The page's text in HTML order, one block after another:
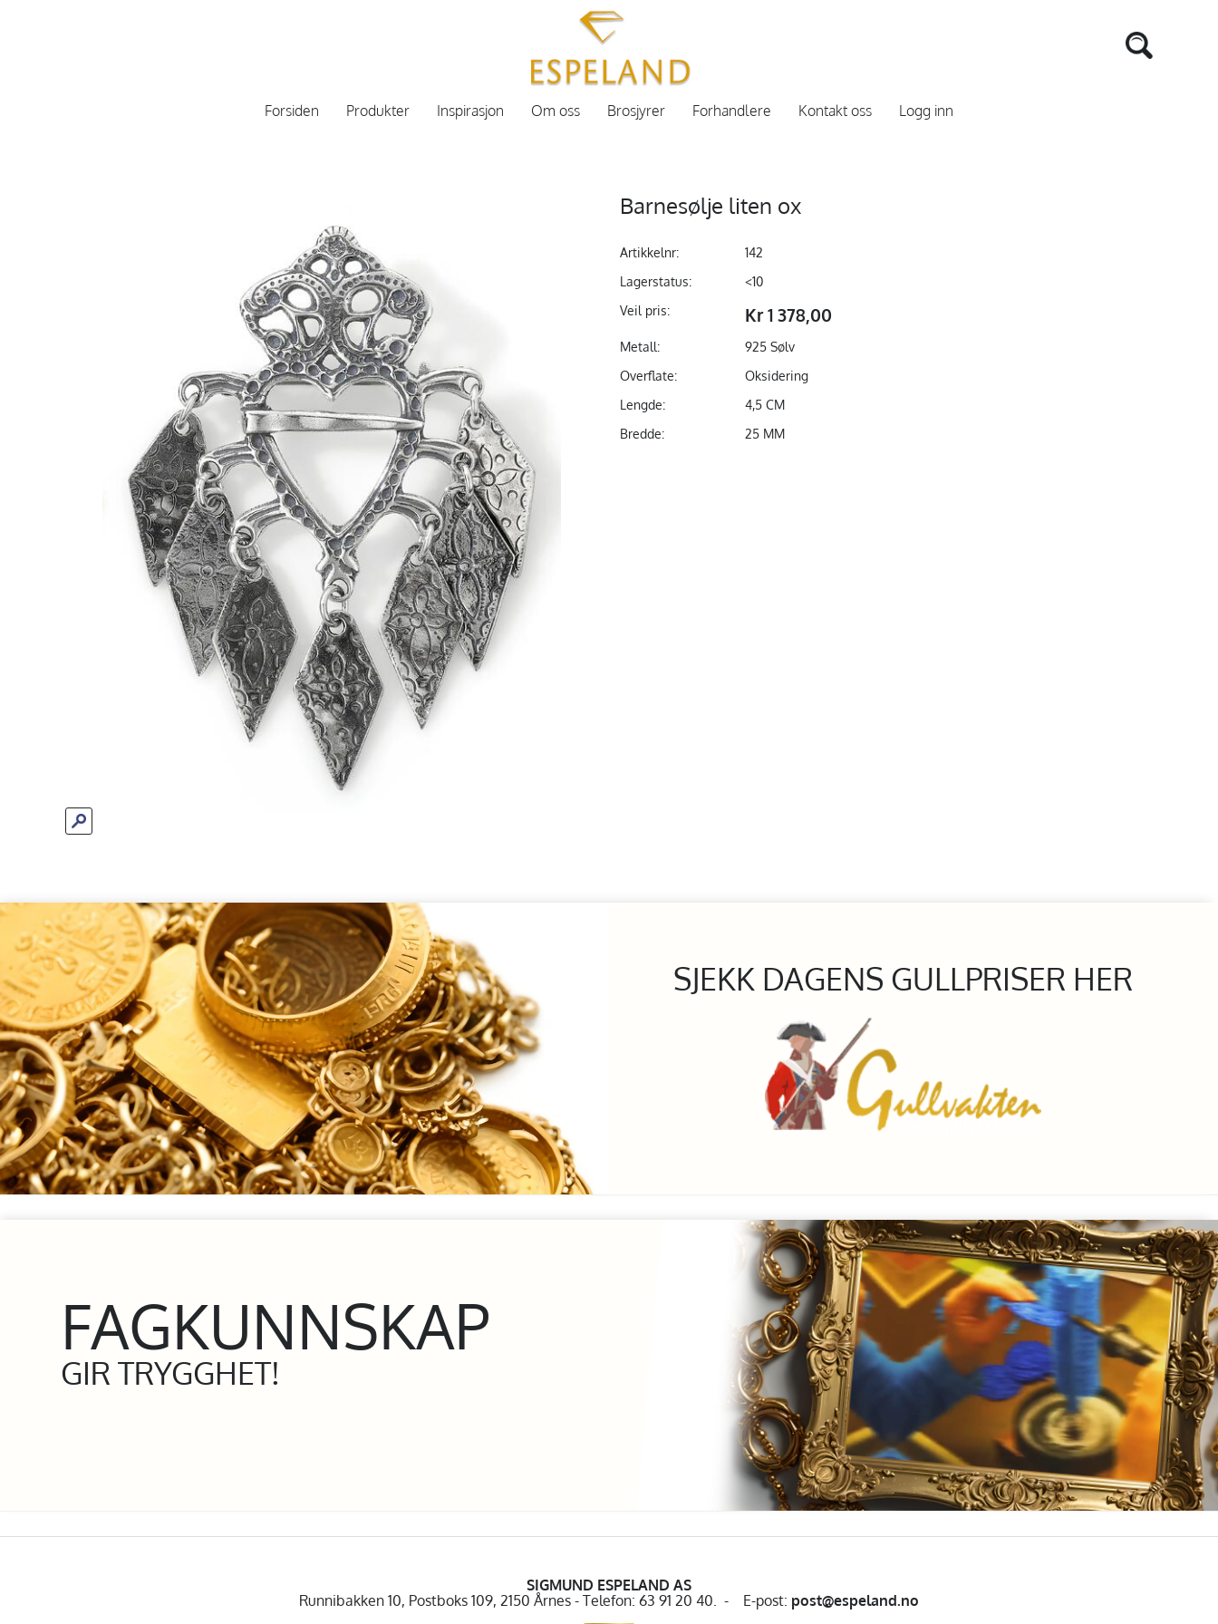
Forsiden Produkter Inspirasjon Om oss Brosjyrer Forhandlere Kontakt oss Logg inn
Barnesølje liten ox
Artikkelnr:
142
Lagerstatus:
<10
Veil pris:
Kr 1 378,00
Metall:
925 Sølv
Overflate:
Oksidering
Lengde:
4,5 CM
Bredde:
25 MM
SJEKK DAGENS GULLPRISER HER
FAGKUNNSKAP
GIR TRYGGHET!
SIGMUND ESPELAND AS
Runnibakken 10, Postboks 109, 2150 Årnes - Telefon: 63 91 20 40. - E-post: post@espeland.no